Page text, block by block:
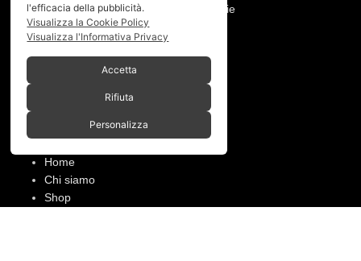
Resi, annullamento ordine e garanzie
PRIVACY
Privacy policy
Cookies policy
Home
Chi siamo
Shop
l'efficacia della pubblicità.
Visualizza la Cookie Policy
Visualizza l'Informativa Privacy
Accetta
Rifiuta
Personalizza